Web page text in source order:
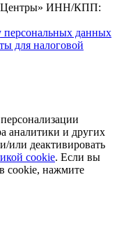
ИНН/КПП:
персональных данных
для налоговой
аналитики и других
или деактивировать
cookie. Если вы
cookie, нажмите